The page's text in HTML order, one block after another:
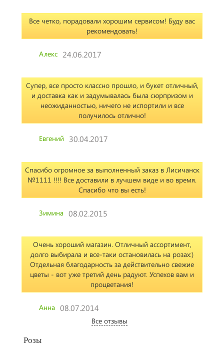
Все четко, порадовали хорошим сервисом! Буду вас
рекомендовать!
Алекс 24.06.2017
Супер, все просто классно прошло, и букет отличный,
и доставка как и задумывалась была сюрпризом и
неожиданностью, ничего не испортили и все
получилось отлично!
Евгений 30.04.2017
Спасибо огромное за выполненный заказ в Лисичанск
№1111 !!!! Все доставили в лучшем виде и во время.
Спасибо что вы есть!
Зимина 08.02.2015
Очень хороший магазин. Отличный ассортимент,
долго выбирала и все-таки остановилась на розах:)
Отдельная благодарность за действительно свежие
цветы - вот уже третий день радуют. Успехов вам и
процветания!
Анна 08.07.2014
Все отзывы
Розы